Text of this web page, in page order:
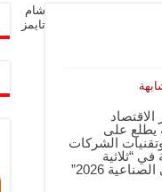
الاقتصاد
يطلع على
الشركات
“ثلاثية
مشهداني الصناعية 2026”
شام
تايمز